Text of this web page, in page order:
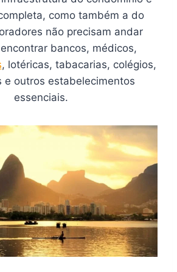
como também a do
não precisam andar
bancos, médicos,
, lotéricas, tabacarias, colégios,
e outros estabelecimentos
essenciais.